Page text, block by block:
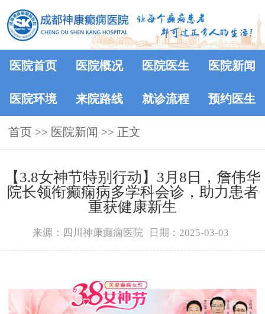
医院首页 医院概况 医院医生 医院新闻
医院环境 来院路线 就诊流程 预约医生
首页 >> 医院新闻 >> 正文
【3.8女神节特别行动】3月8日，詹伟华
院长领衔癫痫病多学科会诊，助力患者
重获健康新生
来源：四川神康癫痫医院 日期：2025-03-03